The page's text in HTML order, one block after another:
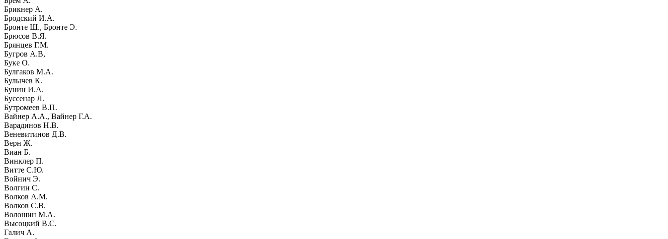
Брикнер А.
Бродский И.А.
Бронте Ш., Бронте Э.
Брюсов В.Я.
Брянцев Г.М.
Бугров А.В,
Буке О.
Булгаков М.А.
Булычев К.
Бунин И.А.
Буссенар Л.
Бутромеев В.П.
Вайнер А.А., Вайнер Г.А.
Варадинов Н.В.
Веневитинов Д.В.
Верн Ж.
Виан Б.
Винклер П.
Витте С.Ю.
Войнич Э.
Волгин С.
Волков А.М.
Волков С.В.
Волошин М.А.
Высоцкий В.С.
Галич А.